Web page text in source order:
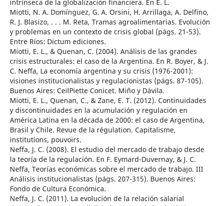
intrínseca de la globalización financiera. En E. L.
Miotti, N. A. Domínguez, G. A. Orsini, H. Arrillaga, A. Delfino,
R. J. Blasizo, . . . M. Reta, Tramas agroalimentarias. Evolución
y problemas en un contexto de crisis global (págs. 21-53).
Entre Ríos: Dictum ediciones.
Miotti, E. L., & Quenan, C. (2004). Análisis de las grandes
crisis estructurales: el caso de la Argentina. En R. Boyer, & J.
C. Neffa, La economía argentina y su crisis (1976-2001):
visiones institucionalistas y regulacionistas (págs. 87-105).
Buenos Aires: CeilPiette Conicet. Miño y Dávila.
Miotti, E. L., Quenan, C., & Zane, E. T. (2012). Continuidades
y discontinuidades en la acumulación y regulación en
América Latina en la década de 2000: el caso de Argentina,
Brasil y Chile. Revue de la régulation. Capitalisme,
institutions, pouvoirs.
Neffa, J. C. (2008). El estudio del mercado de trabajo desde
la teoría de la regulación. En F. Eymard-Duvernay, & J. C.
Neffa, Teorías económicas sobre el mercado de trabajo. III
Análisis institucionalistas (págs. 207-315). Buenos Aires:
Fondo de Cultura Económica.
Neffa, J. C. (2011). La evolución de la relación salarial